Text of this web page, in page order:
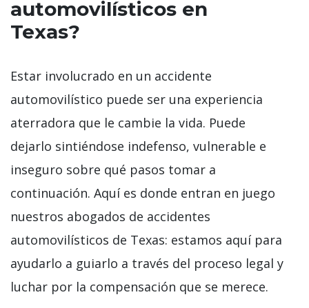
automovilísticos en
Texas?
Estar involucrado en un accidente
automovilístico puede ser una experiencia
aterradora que le cambie la vida. Puede
dejarlo sintiéndose indefenso, vulnerable e
inseguro sobre qué pasos tomar a
continuación. Aquí es donde entran en juego
nuestros abogados de accidentes
automovilísticos de Texas: estamos aquí para
ayudarlo a guiarlo a través del proceso legal y
luchar por la compensación que se merece.